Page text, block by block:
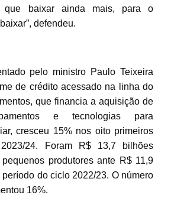
que baixar ainda mais, para o
defendeu.
pelo ministro Paulo Teixeira
de crédito acessado na linha do
que financia a aquisição de
e tecnologias para
cresceu 15% nos oito primeiros
24. Foram R$ 13,7 bilhões
produtores ante R$ 11,9
do ciclo 2022/23. O número
16%.